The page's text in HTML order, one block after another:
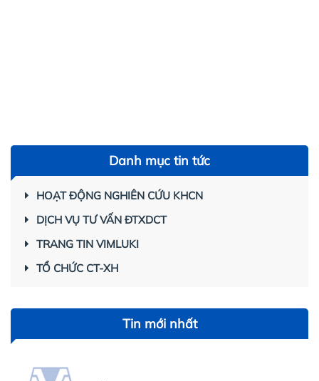
Danh mục tin tức
HOẠT ĐỘNG NGHIÊN CỨU KHCN
DỊCH VỤ TƯ VẤN ĐTXDCT
TRANG TIN VIMLUKI
TỔ CHỨC CT-XH
Tin mới nhất